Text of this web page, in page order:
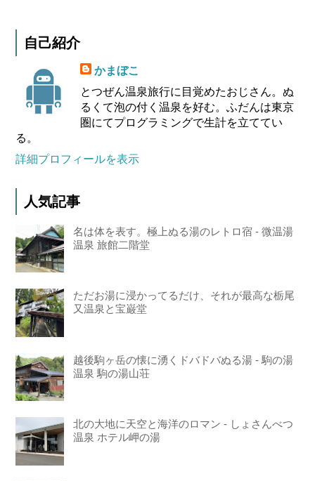
自己紹介
かまぼこ
とつぜん温泉旅行に目覚めたおじさん。ぬ
るくて泡の付く温泉を好む。ふだんは東京
圏にてプログラミングで生計を立ててい
る。
詳細プロフィールを表示
人気記事
名は体を表す。極上ぬる湯のレトロ宿 - 微温湯
温泉 旅館二階堂
ただお湯に浸かってるだけ、それが最高な栃尾
又温泉と宝巌堂
越後駒ヶ岳の懐に湧くドバドバぬる湯 - 駒の湯
温泉 駒の湯山荘
北の大地に天空と海洋のロマン - しょさんべつ
温泉 ホテル岬の湯